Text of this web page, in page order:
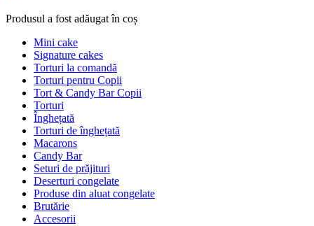
Produsul a fost adăugat în coș
Mini cake
Signature cakes
Torturi la comandă
Torturi pentru Copii
Tort & Candy Bar Copii
Torturi
Înghețată
Torturi de înghețată
Macarons
Candy Bar
Seturi de prăjituri
Deserturi congelate
Produse din aluat congelate
Brutărie
Accesorii